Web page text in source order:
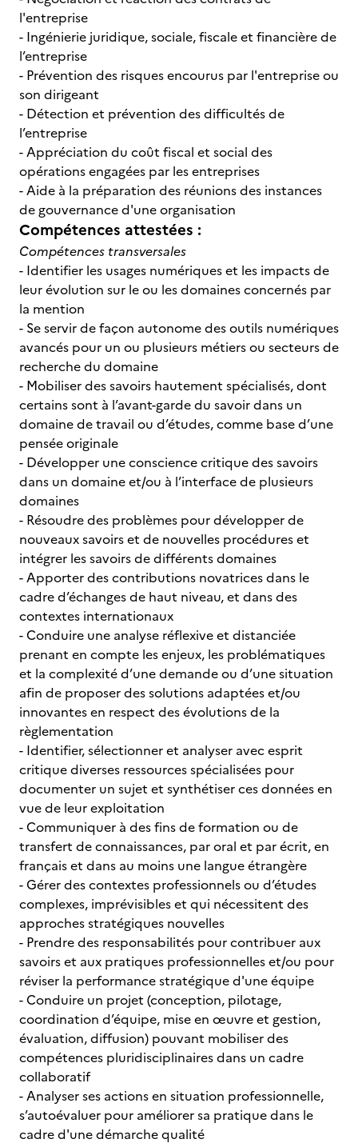
l'entreprise
- Ingénierie juridique, sociale, fiscale et financière de
l’entreprise
- Prévention des risques encourus par l'entreprise ou
son dirigeant
- Détection et prévention des difficultés de
l’entreprise
- Appréciation du coût fiscal et social des
opérations engagées par les entreprises
- Aide à la préparation des réunions des instances
de gouvernance d'une organisation
Compétences attestées :
Compétences transversales
- Identifier les usages numériques et les impacts de
leur évolution sur le ou les domaines concernés par
la mention
- Se servir de façon autonome des outils numériques
avancés pour un ou plusieurs métiers ou secteurs de
recherche du domaine
- Mobiliser des savoirs hautement spécialisés, dont
certains sont à l’avant-garde du savoir dans un
domaine de travail ou d’études, comme base d’une
pensée originale
- Développer une conscience critique des savoirs
dans un domaine et/ou à l’interface de plusieurs
domaines
- Résoudre des problèmes pour développer de
nouveaux savoirs et de nouvelles procédures et
intégrer les savoirs de différents domaines
- Apporter des contributions novatrices dans le
cadre d’échanges de haut niveau, et dans des
contextes internationaux
- Conduire une analyse réflexive et distanciée
prenant en compte les enjeux, les problématiques
et la complexité d’une demande ou d’une situation
afin de proposer des solutions adaptées et/ou
innovantes en respect des évolutions de la
règlementation
- Identifier, sélectionner et analyser avec esprit
critique diverses ressources spécialisées pour
documenter un sujet et synthétiser ces données en
vue de leur exploitation
- Communiquer à des fins de formation ou de
transfert de connaissances, par oral et par écrit, en
français et dans au moins une langue étrangère
- Gérer des contextes professionnels ou d’études
complexes, imprévisibles et qui nécessitent des
approches stratégiques nouvelles
- Prendre des responsabilités pour contribuer aux
savoirs et aux pratiques professionnelles et/ou pour
réviser la performance stratégique d'une équipe
- Conduire un projet (conception, pilotage,
coordination d’équipe, mise en œuvre et gestion,
évaluation, diffusion) pouvant mobiliser des
compétences pluridisciplinaires dans un cadre
collaboratif
- Analyser ses actions en situation professionnelle,
s’autoévaluer pour améliorer sa pratique dans le
cadre d'une démarche qualité